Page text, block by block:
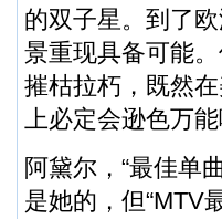
的双子星。到了
景重现具备可能
摧枯拉朽，既然
上必定会逊色万能
阿黛尔，“最佳单
是她的，但“MTV